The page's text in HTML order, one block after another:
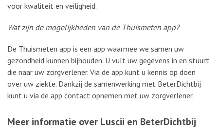
voor kwaliteit en veiligheid.
Wat zijn de mogelijkheden van de Thuismeten app?
De Thuismeten app is een app waarmee we samen uw
gezondheid kunnen bijhouden. U vult uw gegevens in en stuurt
die naar uw zorgverlener. Via de app kunt u kennis op doen
over uw ziekte. Dankzij de samenwerking met BeterDichtbij
kunt u via de app contact opnemen met uw zorgverlener.
Meer informatie over Luscii en BeterDichtbij